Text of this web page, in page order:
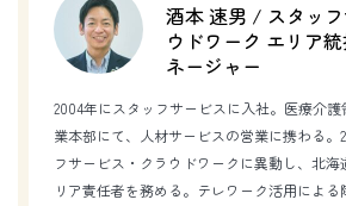
酒本 速男 / スタッ
ウドワーク エリア
ネージャー
2004年にスタッフサービスに入社。医療介
業本部にて、人材サービスの営業に携わる。
フサービス・クラウドワークに異動し、北
リア責任者を務める。テレワーク活用による